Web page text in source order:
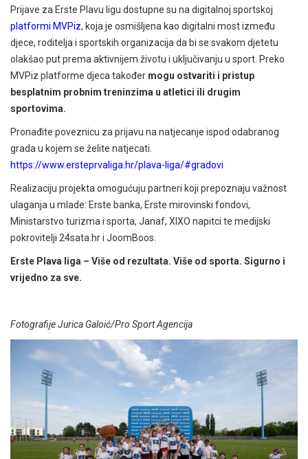
Prijave za Erste Plavu ligu dostupne su na digitalnoj sportskoj
platformi MVPiz, koja je osmišljena kao digitalni most između
djece, roditelja i sportskih organizacija da bi se svakom djetetu
olakšao put prema aktivnijem životu i uključivanju u sport. Preko
MVPiz platforme djeca također mogu ostvariti i pristup
besplatnim probnim treninzima u atletici ili drugim
sportovima.
Pronađite poveznicu za prijavu na natjecanje ispod odabranog
grada u kojem se želite natjecati.
https://www.ersteprvaliga.hr/plava-liga/#gradovi
Realizaciju projekta omogućuju partneri koji prepoznaju važnost
ulaganja u mlade: Erste banka, Erste mirovinski fondovi,
Ministarstvo turizma i sporta, Janaf, XIXO napitci te medijski
pokrovitelji 24sata.hr i JoomBoos.
Erste Plava liga – Više od rezultata. Više od sporta. Sigurno i
vrijedno za sve.
Fotografije Jurica Galoić/Pro Sport Agencija